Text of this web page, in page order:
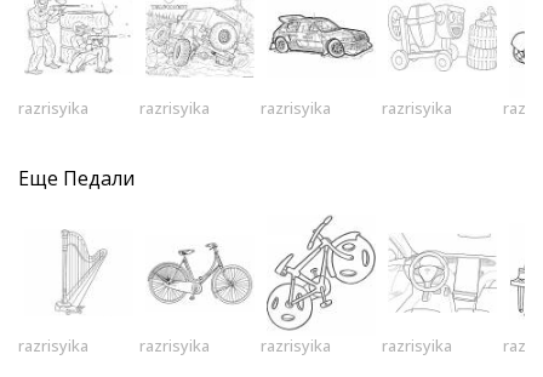
razrisyika razrisyika razrisyika razrisyika
Еще Педали
razrisyika razrisyika razrisyika razrisyika